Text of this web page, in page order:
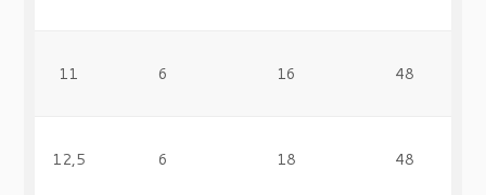
11 6 16 48
12,5 6 18 48